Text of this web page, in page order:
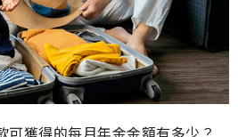
可獲得的每月年金金額有多少？